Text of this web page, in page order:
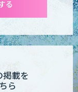
る
載を
ら